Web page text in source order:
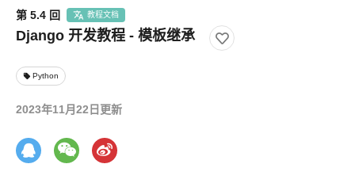
第 5.4 回 教程文档
Django 开发教程 - 模板继承
local_offer Python
2023年11月22日更新